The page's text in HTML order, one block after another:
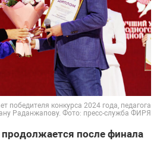
победителя конкурса 2024 года, педагога
Раданжапову. Фото: пресс-служба ФИРЯ
после финала